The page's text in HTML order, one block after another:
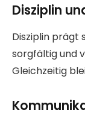
Disziplin
Disziplin prägt
sorgfältig und
Gleichzeitig